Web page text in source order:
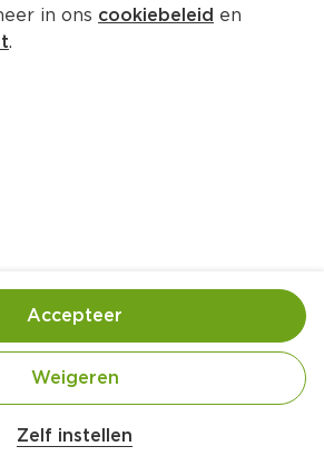
(plus 1 el voor
in ons cookiebeleid en
.
Zelf instellen
Weigeren
Accepteer